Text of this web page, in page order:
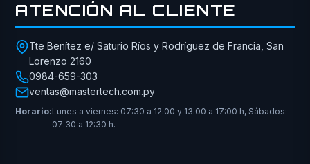
ATENCIÓN AL CLIENTE
Tte Benítez e/ Saturio Ríos y Rodríguez de Francia, San
Lorenzo 2160
0984-659-303
ventas@mastertech.com.py
Horario:Lunes a viernes: 07:30 a 12:00 y 13:00 a 17:00 h, Sábados:
07:30 a 12:30 h.